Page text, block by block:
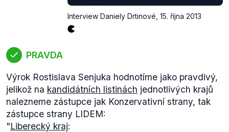
Interview Daniely Drtinové 15. října 2013
PRAVDA
Výrok Rostislava Senjuka hodnotíme jako pravdivý,
jelikož na kandidátních listinách jednotlivých krajů
nalezneme zástupce jak Konzervativní strany, tak
zástupce strany LIDEM:
"Liberecký kraj: